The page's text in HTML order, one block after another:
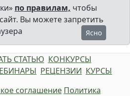
по правилам, чтобы
Вы можете запретить
Ясно
СТАТЬЮ КОНКУРСЫ
РЕЦЕНЗИИ КУРСЫ
соглашение Политика